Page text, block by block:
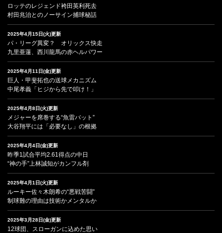
ロッテのレジェンド袴田英利死去
村田兆治とのノーサイン捕球秘話
2025年4月15日(火)更新
パ・リーグ異変？ オリックス快走
九里亜蓮、西川龍馬の赤ヘルパワー
2025年4月11日(金)更新
巨人・甲斐拓也の送球メカニズム
中尾孝義「ヒジから先で叩け！」
2025年4月8日(火)更新
メジャーを席巻する“魚雷バット”
大谷翔平には「必要なし」の根拠
2025年4月4日(金)更新
昨季1試合平均2.61得点の中日
“神の手”上林誠知がカンフル剤
2025年4月1日(火)更新
ルーキー佐々木朗希の“悪戦苦闘”
制球難の理由は技術かメンタルか
2025年3月28日(金)更新
12球団、スローガンに込めた思い